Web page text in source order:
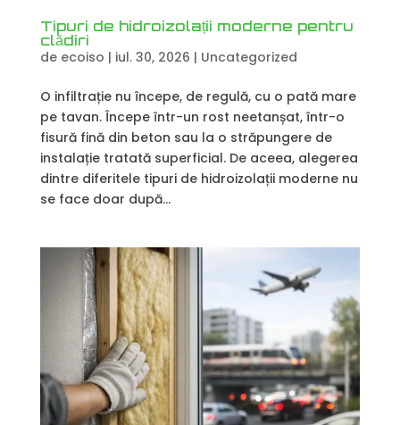
Tipuri de hidroizolații moderne pentru
clădiri
de ecoiso | iul. 30, 2026 | Uncategorized
O infiltrație nu începe, de regulă, cu o pată mare
pe tavan. Începe într-un rost neetanșat, într-o
fisură fină din beton sau la o străpungere de
instalație tratată superficial. De aceea, alegerea
dintre diferitele tipuri de hidroizolații moderne nu
se face doar după...